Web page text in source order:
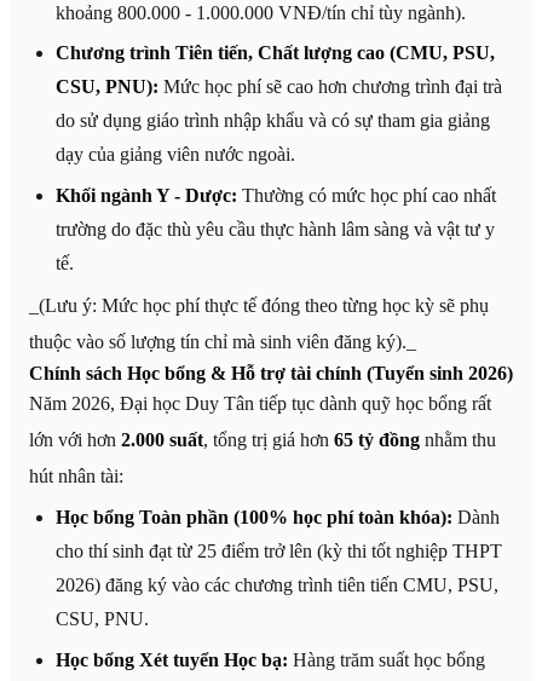
khoảng 800.000 - 1.000.000 VNĐ/tín chỉ tùy ngành).
Chương trình Tiên tiến, Chất lượng cao (CMU, PSU,
CSU, PNU): Mức học phí sẽ cao hơn chương trình đại trà
do sử dụng giáo trình nhập khẩu và có sự tham gia giảng
dạy của giảng viên nước ngoài.
Khối ngành Y - Dược: Thường có mức học phí cao nhất
trường do đặc thù yêu cầu thực hành lâm sàng và vật tư y
tế.
_(Lưu ý: Mức học phí thực tế đóng theo từng học kỳ sẽ phụ
thuộc vào số lượng tín chỉ mà sinh viên đăng ký)._
Chính sách Học bổng & Hỗ trợ tài chính (Tuyển sinh 2026)
Năm 2026, Đại học Duy Tân tiếp tục dành quỹ học bổng rất
lớn với hơn 2.000 suất, tổng trị giá hơn 65 tỷ đồng nhằm thu
hút nhân tài:
Học bổng Toàn phần (100% học phí toàn khóa): Dành
cho thí sinh đạt từ 25 điểm trở lên (kỳ thi tốt nghiệp THPT
2026) đăng ký vào các chương trình tiên tiến CMU, PSU,
CSU, PNU.
Học bổng Xét tuyển Học bạ: Hàng trăm suất học bổng